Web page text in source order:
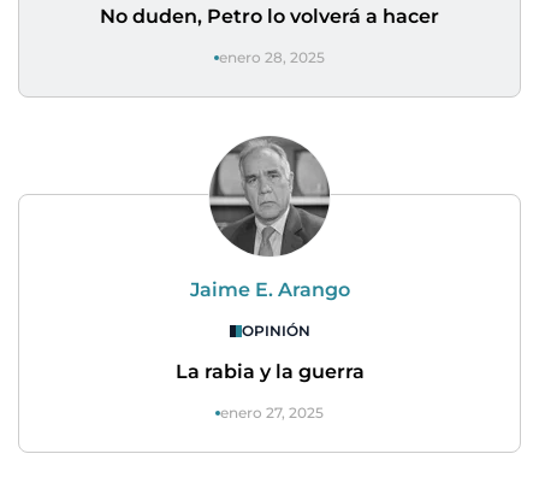
No duden, Petro lo volverá a hacer
enero 28, 2025
Jaime E. Arango
OPINIÓN
La rabia y la guerra
enero 27, 2025